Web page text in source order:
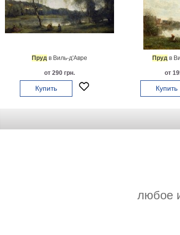
Пруд в Виль-д'Авре
от 290 грн.
Купить
Пруд в
от
Купить
любое